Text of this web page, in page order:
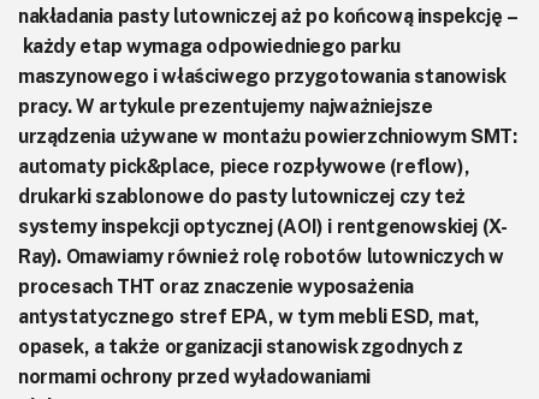
nakładania pasty lutowniczej aż po końcową inspekcję –
każdy etap wymaga odpowiedniego parku
maszynowego i właściwego przygotowania stanowisk
pracy. W artykule prezentujemy najważniejsze
urządzenia używane w montażu powierzchniowym SMT:
automaty pick&place, piece rozpływowe (reflow),
drukarki szablonowe do pasty lutowniczej czy też
systemy inspekcji optycznej (AOI) i rentgenowskiej (X-
Ray). Omawiamy również rolę robotów lutowniczych w
procesach THT oraz znaczenie wyposażenia
antystatycznego stref EPA, w tym mebli ESD, mat,
opasek, a także organizacji stanowisk zgodnych z
normami ochrony przed wyładowaniami